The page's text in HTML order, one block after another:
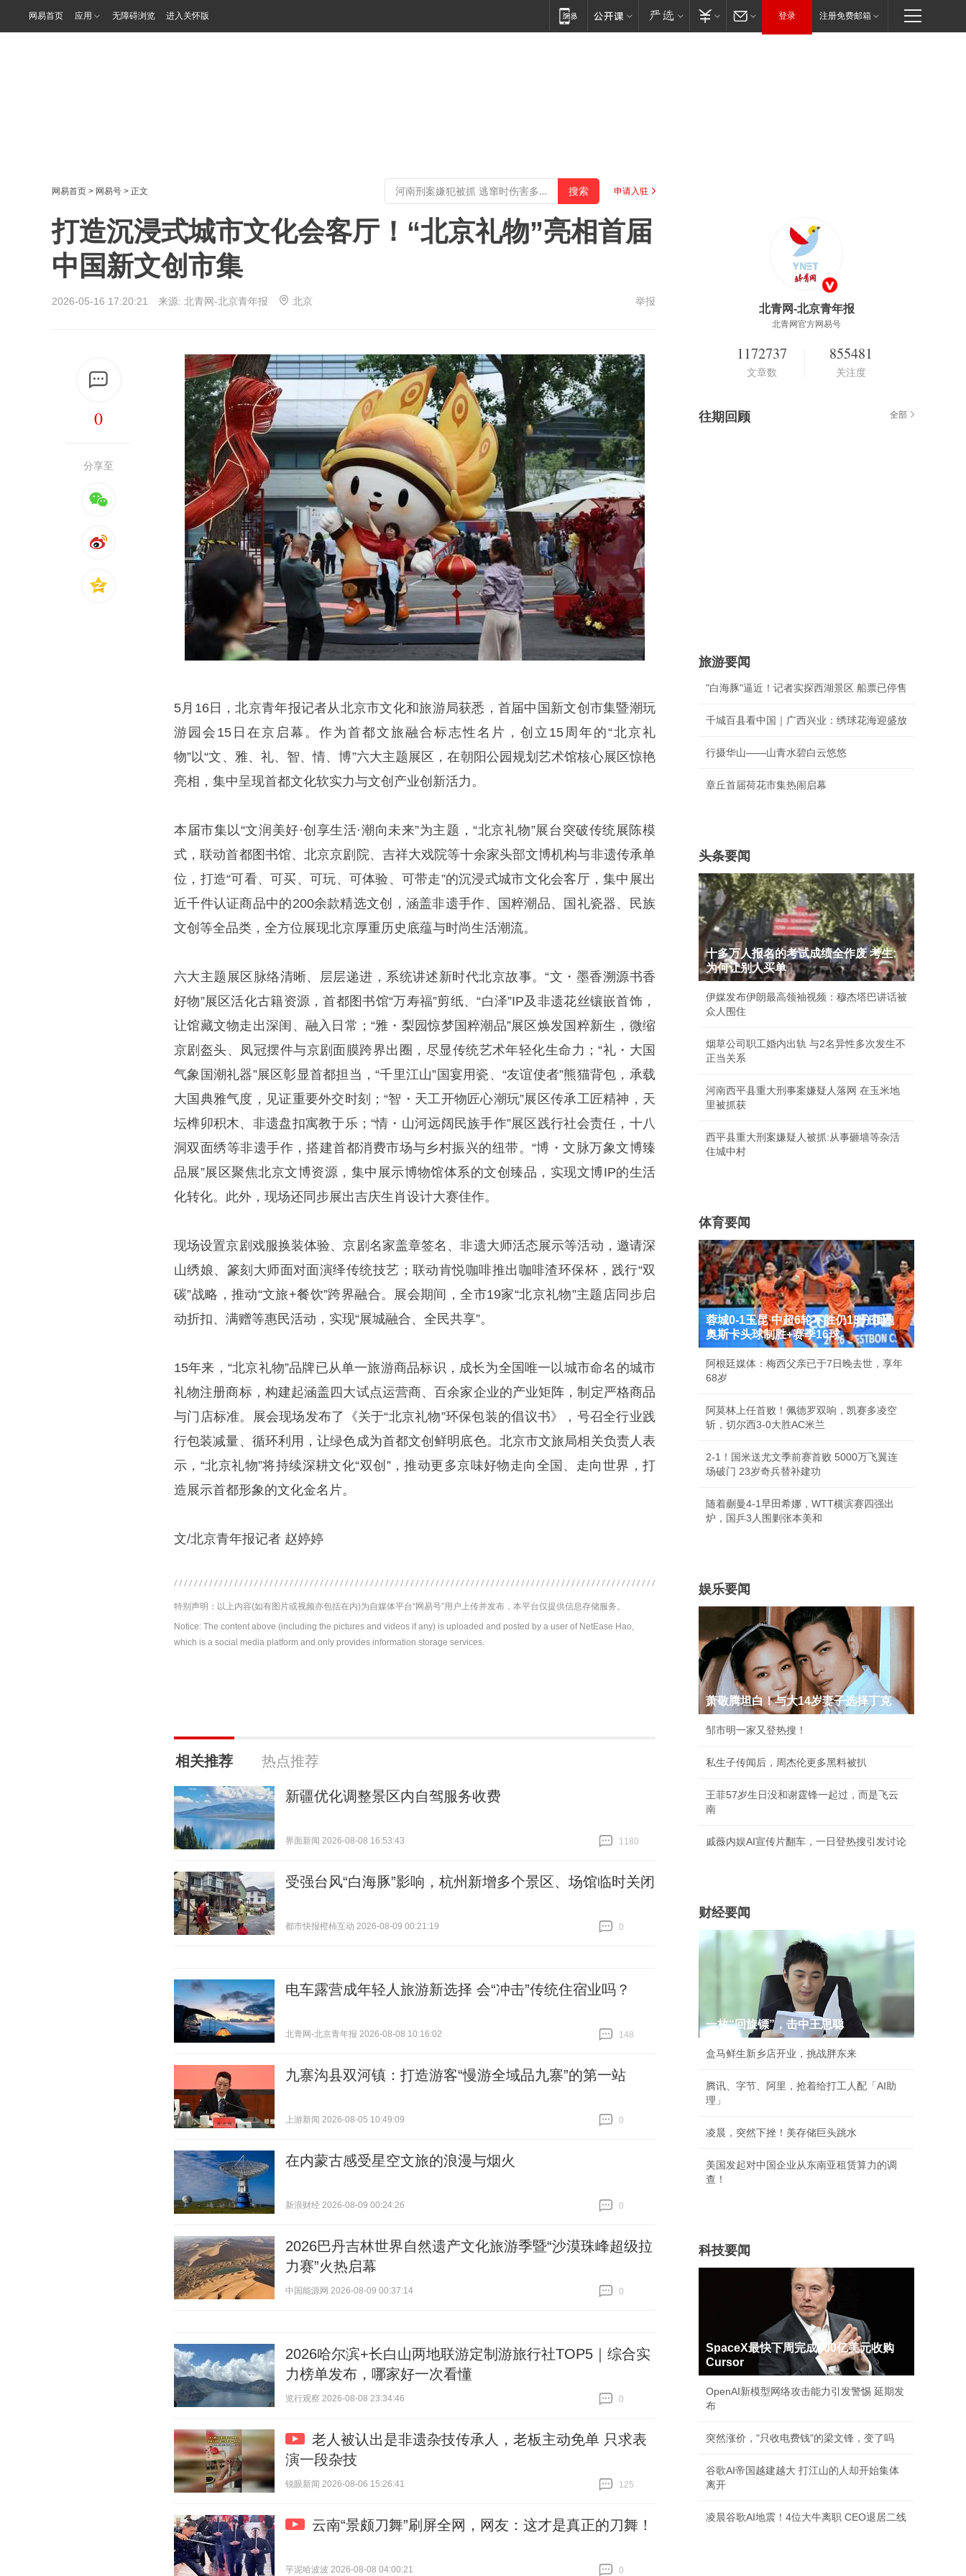
网易首页 应用 无障碍浏览 进入关怀版 登录 注册免费邮箱
网易首页 > 网易号 > 正文 申请入驻
打造沉浸式城市文化会客厅！“北京礼物”亮相首届
中国新文创市集
2026-05-16 17:20:21 来源: 北青网-北京青年报 北京 举报
0
分享至
5月16日，北京青年报记者从北京市文化和旅游局获悉，首届中国新文创市集暨潮玩
游园会15日在京启幕。作为首都文旅融合标志性名片，创立15周年的“北京礼
物”以“文、雅、礼、智、情、博”六大主题展区，在朝阳公园规划艺术馆核心展区惊艳
亮相，集中呈现首都文化软实力与文创产业创新活力。
本届市集以“文润美好·创享生活·潮向未来”为主题，“北京礼物”展台突破传统展陈模
式，联动首都图书馆、北京京剧院、吉祥大戏院等十余家头部文博机构与非遗传承单
位，打造“可看、可买、可玩、可体验、可带走”的沉浸式城市文化会客厅，集中展出
近千件认证商品中的200余款精选文创，涵盖非遗手作、国粹潮品、国礼瓷器、民族
文创等全品类，全方位展现北京厚重历史底蕴与时尚生活潮流。
六大主题展区脉络清晰、层层递进，系统讲述新时代北京故事。“文・墨香溯源书香
好物”展区活化古籍资源，首都图书馆“万寿福”剪纸、“白泽”IP及非遗花丝镶嵌首饰，
让馆藏文物走出深闺、融入日常；“雅・梨园惊梦国粹潮品”展区焕发国粹新生，微缩
京剧盔头、凤冠摆件与京剧面膜跨界出圈，尽显传统艺术年轻化生命力；“礼・大国
气象国潮礼器”展区彰显首都担当，“千里江山”国宴用瓷、“友谊使者”熊猫背包，承载
大国典雅气度，见证重要外交时刻；“智・天工开物匠心潮玩”展区传承工匠精神，天
坛榫卯积木、非遗盘扣寓教于乐；“情・山河远阔民族手作”展区践行社会责任，十八
洞双面绣等非遗手作，搭建首都消费市场与乡村振兴的纽带。“博・文脉万象文博臻
品展”展区聚焦北京文博资源，集中展示博物馆体系的文创臻品，实现文博IP的生活
化转化。此外，现场还同步展出吉庆生肖设计大赛佳作。
现场设置京剧戏服换装体验、京剧名家盖章签名、非遗大师活态展示等活动，邀请深
山绣娘、篆刻大师面对面演绎传统技艺；联动肯悦咖啡推出咖啡渣环保杯，践行“双
碳”战略，推动“文旅+餐饮”跨界融合。展会期间，全市19家“北京礼物”主题店同步启
动折扣、满赠等惠民活动，实现“展城融合、全民共享”。
15年来，“北京礼物”品牌已从单一旅游商品标识，成长为全国唯一以城市命名的城市
礼物注册商标，构建起涵盖四大试点运营商、百余家企业的产业矩阵，制定严格商品
与门店标准。展会现场发布了《关于“北京礼物”环保包装的倡议书》，号召全行业践
行包装减量、循环利用，让绿色成为首都文创鲜明底色。北京市文旅局相关负责人表
示，“北京礼物”将持续深耕文化“双创”，推动更多京味好物走向全国、走向世界，打
造展示首都形象的文化金名片。
文/北京青年报记者 赵婷婷
特别声明：以上内容(如有图片或视频亦包括在内)为自媒体平台“网易号”用户上传并发布，本平台仅提供信息存储服务。
Notice: The content above (including the pictures and videos if any) is uploaded and posted by a user of NetEase Hao,
which is a social media platform and only provides information storage services.
相关推荐 热点推荐
新疆优化调整景区内自驾服务收费
界面新闻 2026-08-08 16:53:43
1180
受强台风“白海豚”影响，杭州新增多个景区、场馆临时关闭
都市快报橙柿互动 2026-08-09 00:21:19
0
电车露营成年轻人旅游新选择 会“冲击”传统住宿业吗？
北青网-北京青年报 2026-08-08 10:16:02
148
九寨沟县双河镇：打造游客“慢游全域品九寨”的第一站
上游新闻 2026-08-05 10:49:09
0
在内蒙古感受星空文旅的浪漫与烟火
新浪财经 2026-08-09 00:24:26
0
2026巴丹吉林世界自然遗产文化旅游季暨“沙漠珠峰超级拉
力赛”火热启幕
中国能源网 2026-08-09 00:37:14
0
2026哈尔滨+长白山两地联游定制游旅行社TOP5｜综合实
力榜单发布，哪家好一次看懂
览行观察 2026-08-08 23:34:46
0
老人被认出是非遗杂技传承人，老板主动免单 只求表
演一段杂技
锐眼新闻 2026-08-06 15:26:41
125
云南“景颇刀舞”刷屏全网，网友：这才是真正的刀舞！
芋泥哈波波 2026-08-08 04:00:21 0
北青网-北京青年报
北青网官方网易号
1172737
文章数
855481
关注度
往期回顾 全部
旅游要闻
"白海豚"逼近！记者实探西湖景区 船票已停售
千城百县看中国｜广西兴业：绣球花海迎盛放
行摄华山——山青水碧白云悠悠
章丘首届荷花市集热闹启幕
头条要闻
十多万人报名的考试成绩全作废 考生:
为何让别人买单
伊媒发布伊朗最高领袖视频：穆杰塔巴讲话被
众人围住
烟草公司职工婚内出轨 与2名异性多次发生不
正当关系
河南西平县重大刑事案嫌疑人落网 在玉米地
里被抓获
西平县重大刑案嫌疑人被抓:从事砸墙等杂活
住城中村
体育要闻
蓉城0-1玉昆 中超6轮不胜仍13分领跑
奥斯卡头球制胜+赛季16球
阿根廷媒体：梅西父亲已于7日晚去世，享年
68岁
阿莫林上任首败！佩德罗双响，凯赛多凌空
斩，切尔西3-0大胜AC米兰
2-1！国米送尤文季前赛首败 5000万飞翼连
场破门 23岁奇兵替补建功
随着蒯曼4-1早田希娜，WTT横滨赛四强出
炉，国乒3人围剿张本美和
娱乐要闻
萧敬腾坦白！与大14岁妻子选择丁克
邹市明一家又登热搜！
私生子传闻后，周杰伦更多黑料被扒
王菲57岁生日没和谢霆锋一起过，而是飞云
南
戚薇内娱AI宣传片翻车，一日登热搜引发讨论
财经要闻
一枚“回旋镖”，击中王思聪
盒马鲜生新乡店开业，挑战胖东来
腾讯、字节、阿里，抢着给打工人配「AI助
理」
凌晨，突然下挫！美存储巨头跳水
美国发起对中国企业从东南亚租赁算力的调
查！
科技要闻
SpaceX最快下周完成600亿美元收购
Cursor
OpenAI新模型网络攻击能力引发警惕 延期发
布
突然涨价，"只收电费钱"的梁文锋，变了吗
谷歌AI帝国越建越大 打江山的人却开始集体
离开
凌晨谷歌AI地震！4位大牛离职 CEO退居二线